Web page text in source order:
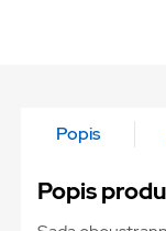
Popis
Popis